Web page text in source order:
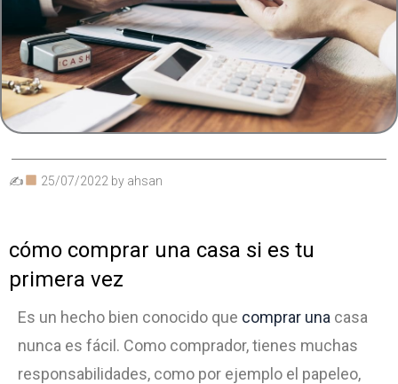
✍ 25/07/2022 by ahsan
cómo comprar una casa si es tu
primera vez
Es un hecho bien conocido que comprar una casa
nunca es fácil. Como comprador, tienes muchas
responsabilidades, como por ejemplo el papeleo,